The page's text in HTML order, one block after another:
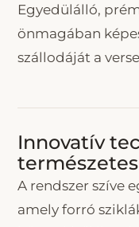
Egyedülálló,
önmagában
szállodáját a
Innovatív
A rendszer szíve
amely forró